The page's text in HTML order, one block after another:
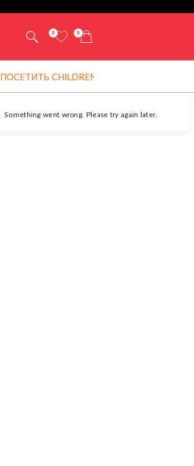
0 0
ПОСЕТИТЬ CHILDRENSALON